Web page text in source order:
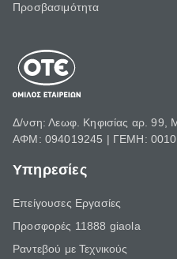
Προσβασιμότητα
Δ/νση: Λεωφ. Κηφισίας αρ. 99,
ΑΦΜ: 094019245 | ΓΕΜΗ:
Υπηρεσίες
Επείγουσες Εργασίες
Προσφορές 11888 giaola
Ραντεβού με Τεχνικούς